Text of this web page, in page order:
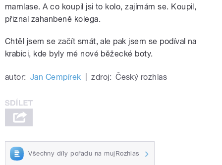
mamlase. A co koupil jsi to kolo, zajímám se. Koupil,
přiznal zahanbeně kolega.
Chtěl jsem se začít smát, ale pak jsem se podíval na
krabici, kde byly mé nové běžecké boty.
autor: Jan Cempírek zdroj: Český rozhlas
Všechny díly pořadu na mujRozhlas